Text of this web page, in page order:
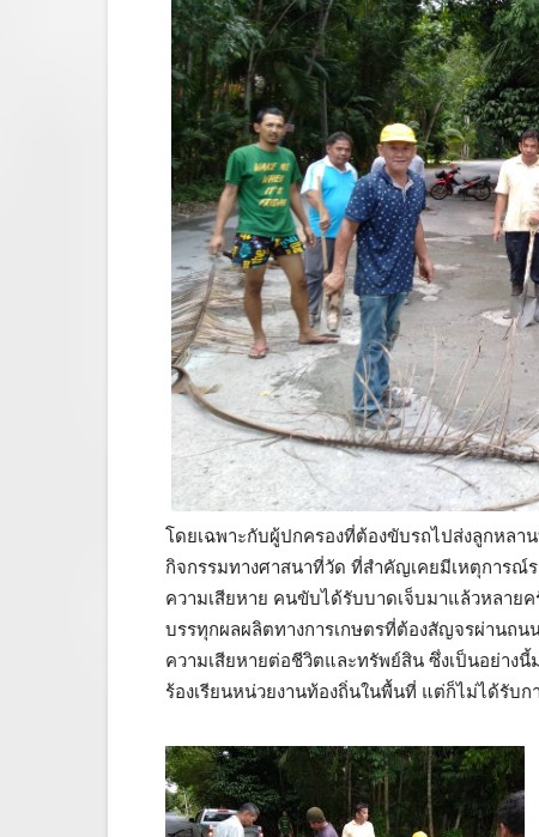
โดยเฉพาะกับผู้ปกครองที่ต้องขับรถไปส่งลูกหลา
กิจกรรมทางศาสนาที่วัด ที่สำคัญเคยมีเหตุการ
ความเสียหาย คนขับได้รับบาดเจ็บมาแล้วหลา
บรรทุกผลผลิตทางการเกษตรที่ต้องสัญจรผ่านถน
ความเสียหายต่อชีวิตและทรัพย์สิน ซึ่งเป็นอย่าง
ร้องเรียนหน่วยงานท้องถิ่นในพื้นที่ แต่ก็ไม่ได้รับ